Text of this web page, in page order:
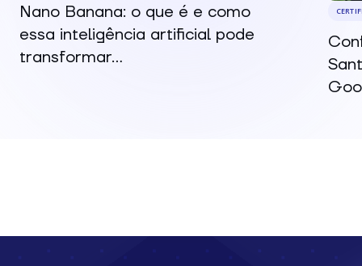
Nano Banana: o que é e como
essa inteligência artificial pode
transformar...